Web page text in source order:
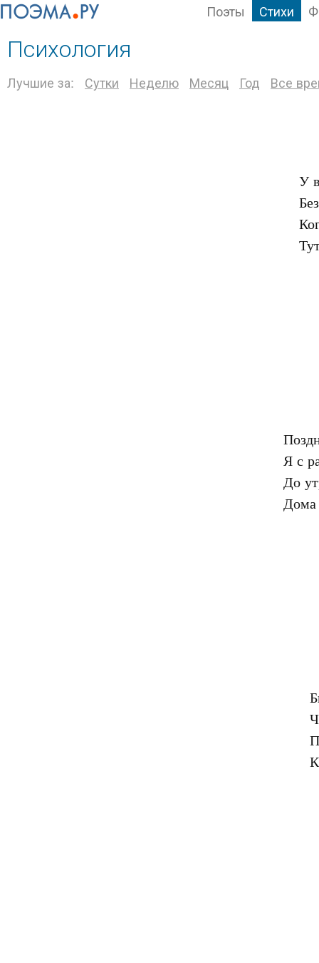
Поэты Стихи
Психология
Лучшие за: Сутки Неделю Месяц Год Все
У
Я с
До